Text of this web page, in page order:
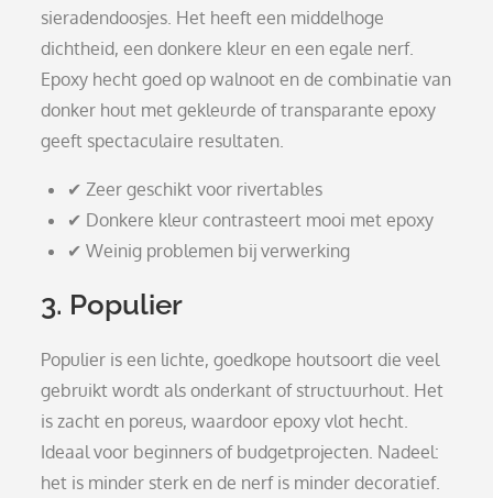
sieradendoosjes. Het heeft een middelhoge
dichtheid, een donkere kleur en een egale nerf.
Epoxy hecht goed op walnoot en de combinatie van
donker hout met gekleurde of transparante epoxy
geeft spectaculaire resultaten.
✔ Zeer geschikt voor rivertables
✔ Donkere kleur contrasteert mooi met epoxy
✔ Weinig problemen bij verwerking
3. Populier
Populier is een lichte, goedkope houtsoort die veel
gebruikt wordt als onderkant of structuurhout. Het
is zacht en poreus, waardoor epoxy vlot hecht.
Ideaal voor beginners of budgetprojecten. Nadeel:
het is minder sterk en de nerf is minder decoratief.